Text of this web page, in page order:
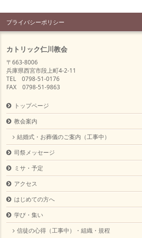
プライバシーポリシー
カトリック仁川教会
〒663-8006
兵庫県西宮市段上町4-2-11
TEL 0798-51-0176
FAX 0798-51-9863
トップページ
教会案内
結婚式・お葬儀のご案内（工事中）
司祭メッセージ
ミサ・予定
アクセス
はじめての方へ
学び・集い
信徒の心得（工事中）・組織・規程